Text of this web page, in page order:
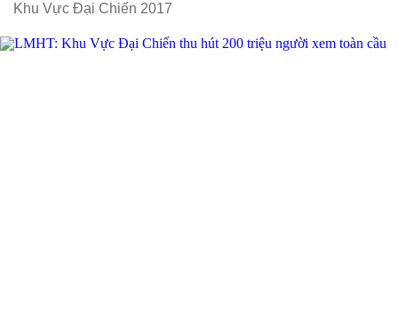
Khu Vực Đại Chiến 2017